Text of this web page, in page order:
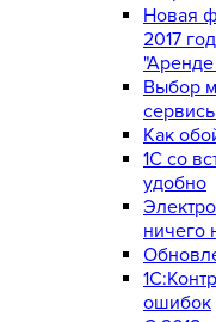
Новая
2017
Выбор
Как
1C со
удобно
ничего
ошибок